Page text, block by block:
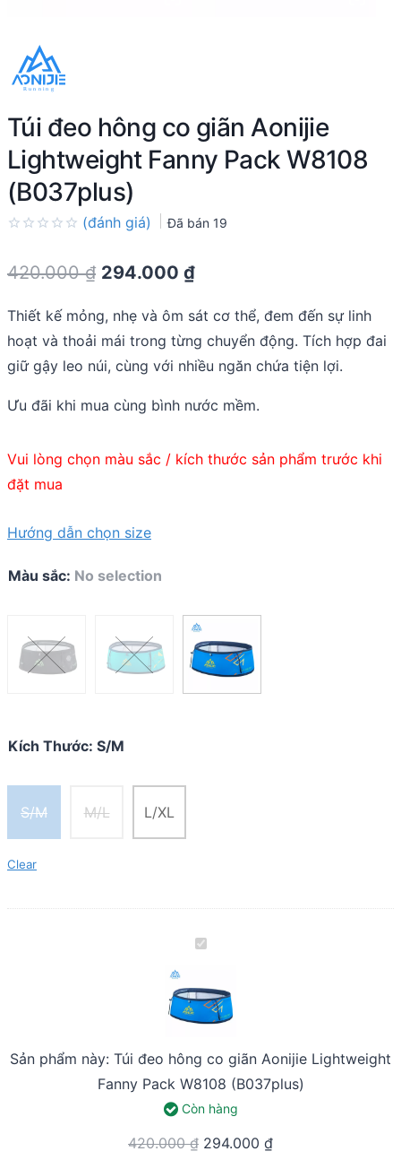
Túi đeo hông co giãn Aonijie
Lightweight Fanny Pack W8108
(B037plus)
out
(đánh giá) Đã bán 19
420.000₫ Original
was:
420.000 ₫.
294.000 ₫Current
is:
294.000 ₫.
Thiết kế mỏng, nhẹ và ôm sát cơ thể, đem đến sự linh
hoạt và thoải mái trong từng chuyển động. Tích hợp đai
giữ gậy leo núi, cùng với nhiều ngăn chứa tiện lợi.
Ưu đãi khi mua cùng bình nước mềm.
Vui lòng chọn màu sắc / kích thước sản phẩm trước khi
đặt mua
Hướng dẫn chọn size
Màu sắc: No selection
Kích Thước: S/M
S/M M/L L/XL
Clear
Túi
hông
co
Aonijie
Lightweight
Fanny
Pack
Sản phẩm này: Túi đeo hông co giãn Aonijie Lightweight
Fanny Pack W8108 (B037plus)
Còn hàng
420.000₫ Original
294.000 ₫Current